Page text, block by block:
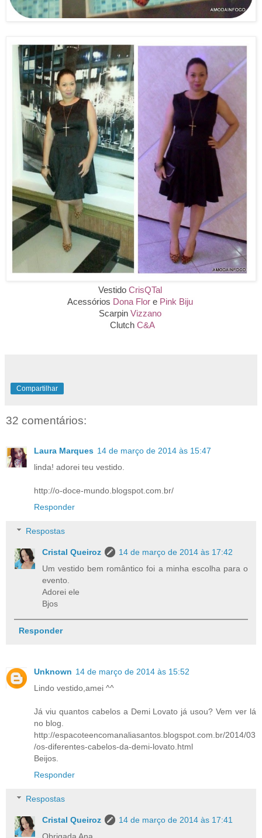
Vestido CrisQTal
Acessórios Dona Flore Pink Biju
Scarpin Vizzano
Clutch C&A
Compartilhar
32 comentários:
Laura Marques 14 de março de 2014 às 15:47
linda! adorei teu vestido.
http://o-doce-mundo.blogspot.com.br/
Responder
Respostas
Cristal Queiroz
14 de março de 2014 às 17:42
Um vestido bem romântico foi a minha escolha para o
evento.
Adorei ele
Bjos
Responder
Unknown 14 de março de 2014 às 15:52
Lindo vestido,amei ^^
Já viu quantos cabelos a Demi Lovato já usou? Vem ver lá
no blog.
http://espacoteencomanaliasantos.blogspot.com.br/2014/03
/os-diferentes-cabelos-da-demi-lovato.html
Beijos.
Responder
Respostas
Cristal Queiroz
14 de março de 2014 às 17:41